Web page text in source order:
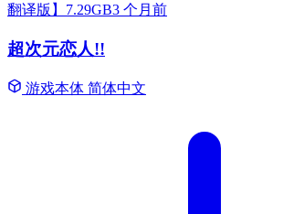
翻译版】7.29GB3 个月前
超次元恋人!!
游戏本体 简体中文